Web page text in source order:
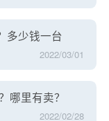
多少钱一台
2022/03/01
哪里有卖？
2022/02/28